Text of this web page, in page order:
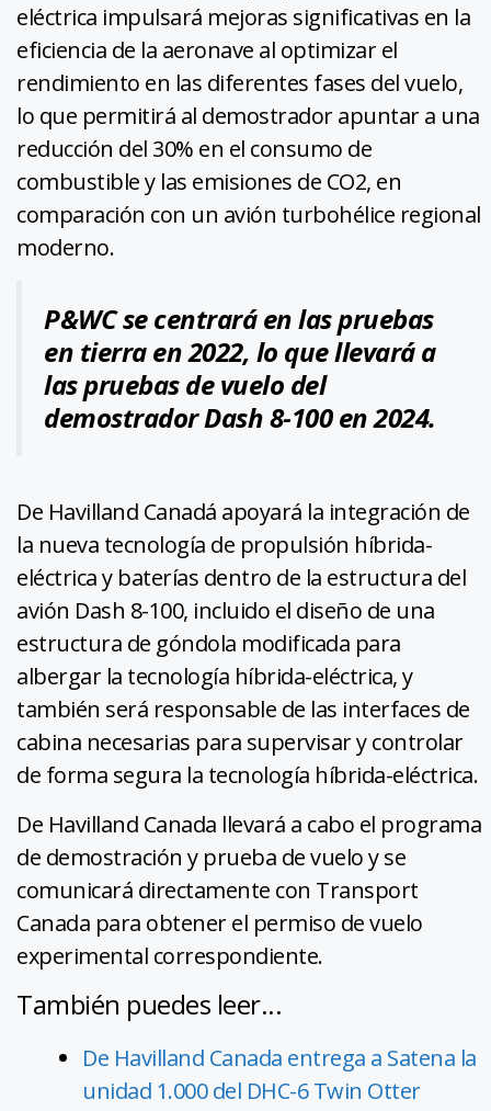
eléctrica impulsará mejoras significativas en la
eficiencia de la aeronave al optimizar el
rendimiento en las diferentes fases del vuelo,
lo que permitirá al demostrador apuntar a una
reducción del 30% en el consumo de
combustible y las emisiones de CO2, en
comparación con un avión turbohélice regional
moderno.
P&WC se centrará en las pruebas
en tierra en 2022, lo que llevará a
las pruebas de vuelo del
demostrador Dash 8-100 en 2024.
De Havilland Canadá apoyará la integración de
la nueva tecnología de propulsión híbrida-
eléctrica y baterías dentro de la estructura del
avión Dash 8-100, incluido el diseño de una
estructura de góndola modificada para
albergar la tecnología híbrida-eléctrica, y
también será responsable de las interfaces de
cabina necesarias para supervisar y controlar
de forma segura la tecnología híbrida-eléctrica.
De Havilland Canada llevará a cabo el programa
de demostración y prueba de vuelo y se
comunicará directamente con Transport
Canada para obtener el permiso de vuelo
experimental correspondiente.
También puedes leer...
De Havilland Canada entrega a Satena la
unidad 1.000 del DHC-6 Twin Otter